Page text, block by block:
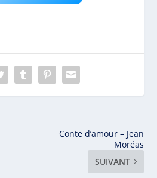
Conte d’amour – Jean
Moréas
SUIVANT